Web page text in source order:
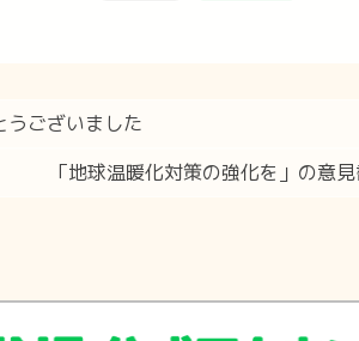
うございました
「地球温暖化対策の強化を」の意